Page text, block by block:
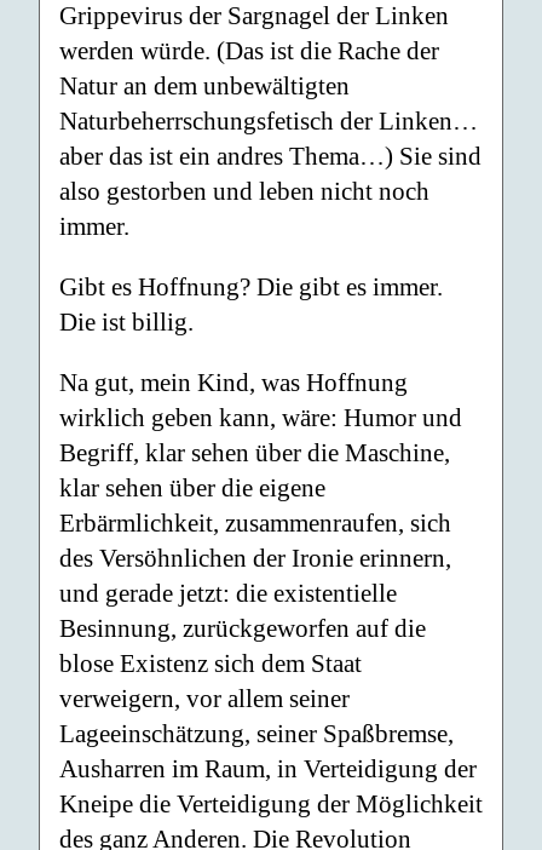
Grippevirus der Sargnagel der Linken
werden würde. (Das ist die Rache der
Natur an dem unbewältigten
Naturbeherrschungsfetisch der Linken…
aber das ist ein andres Thema…) Sie sind
also gestorben und leben nicht noch
immer.
Gibt es Hoffnung? Die gibt es immer.
Die ist billig.
Na gut, mein Kind, was Hoffnung
wirklich geben kann, wäre: Humor und
Begriff, klar sehen über die Maschine,
klar sehen über die eigene
Erbärmlichkeit, zusammenraufen, sich
des Versöhnlichen der Ironie erinnern,
und gerade jetzt: die existentielle
Besinnung, zurückgeworfen auf die
blose Existenz sich dem Staat
verweigern, vor allem seiner
Lageeinschätzung, seiner Spaßbremse,
Ausharren im Raum, in Verteidigung der
Kneipe die Verteidigung der Möglichkeit
des ganz Anderen. Die Revolution